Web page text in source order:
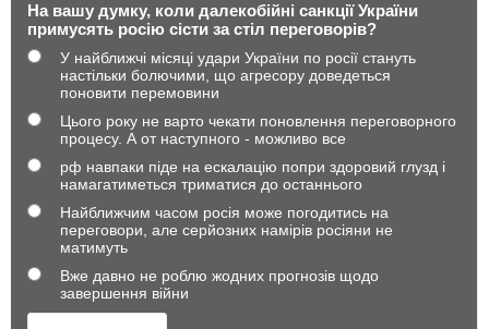
На вашу думку, коли далекобійні санкції України
примусять росію сісти за стіл переговорів?
У найближчі місяці удари України по росії стануть
настільки болючими, що агресору доведеться
поновити перемовини
Цього року не варто чекати поновлення переговорного
процесу. А от наступного - можливо все
рф навпаки піде на ескалацію попри здоровий глузд і
намагатиметься триматися до останнього
Найближчим часом росія може погодитись на
переговори, але серйозних намірів росіяни не
матимуть
Вже давно не роблю жодних прогнозів щодо
завершення війни